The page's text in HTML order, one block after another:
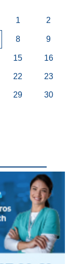
1 2
8 9
15 16
22 23
29 30